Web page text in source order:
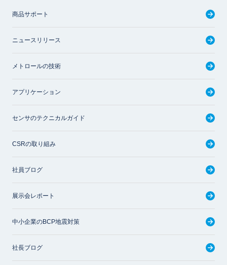
商品サポート
ニュースリリース
メトロールの技術
アプリケーション
センサのテクニカルガイド
CSRの取り組み
社員ブログ
展示会レポート
中小企業のBCP地震対策
社長ブログ